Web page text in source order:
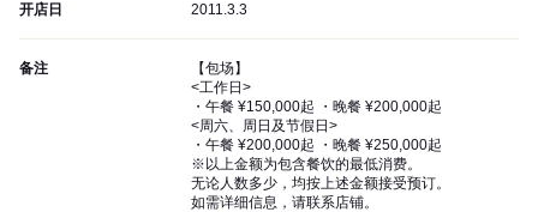
开店日 2011.3.3
备注
【包场】
<工作日>
・午餐 ¥150,000起 ・晚餐 ¥200,000起
<周六、周日及节假日>
・午餐 ¥200,000起 ・晚餐 ¥250,000起
※以上金额为包含餐饮的最低消费。
无论人数多少，均按上述金额接受预订。
如需详细信息，请联系店铺。